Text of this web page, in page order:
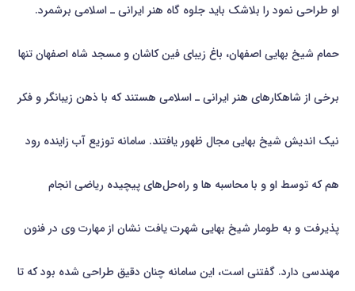
او طراحی نمود را بلاشک باید جلوه گاه هنر ایرانی ـ اسلامی برشمرد.
حمام شیخ بهایی اصفهان، باغ زیبای فین کاشان و مسجد شاه اصفهان تنها
برخی از شاهکارهای هنر ایرانی ـ اسلامی هستند که با ذهن زیبانگر و فکر
نیک اندیش شیخ بهایی مجال ظهور یافتند. سامانه توزیع آب زاینده رود
هم که توسط او و با محاسبه ها و راه‌حل‌های پیچیده ریاضی انجام
پذیرفت و به طومار شیخ بهایی شهرت یافت نشان از مهارت وی در فنون
مهندسی دارد. گفتنی است، این سامانه چنان دقیق طراحی شده بود که تا